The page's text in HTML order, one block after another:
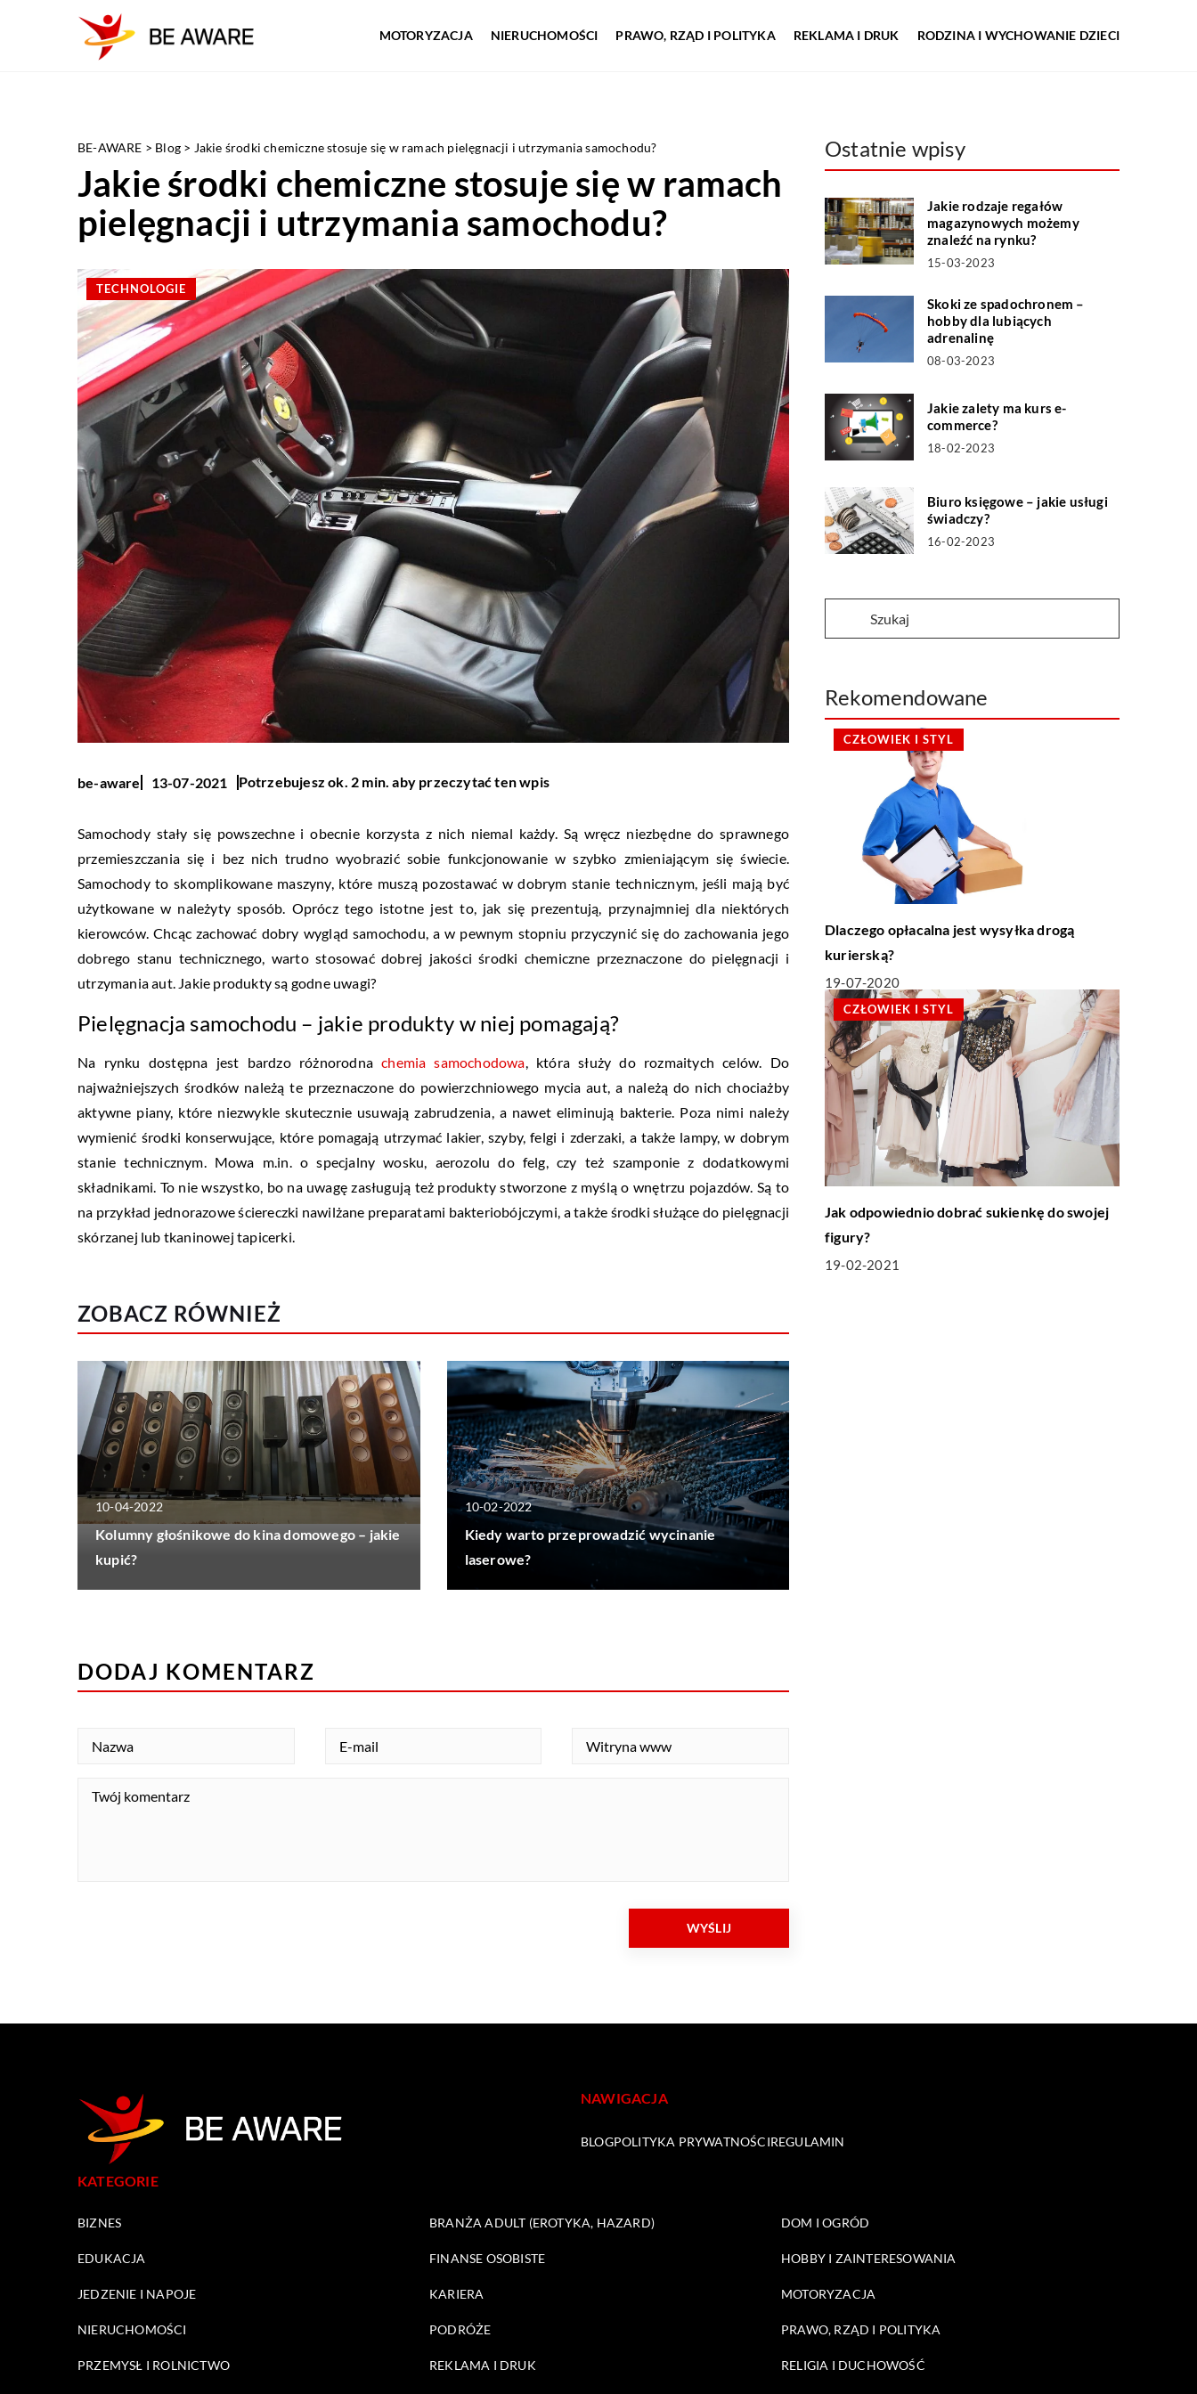
MOTORYZACJA NIERUCHOMOŚCI PRAWO, RZĄD I POLITYKA REKLAMA I DRUK RODZINA I WYCHOWANIE DZIECI
BE-AWARE > Blog > Jakie środki chemiczne stosuje się w ramach pielęgnacji i utrzymania samochodu?
Jakie środki chemiczne stosuje się w ramach
pielęgnacji i utrzymania samochodu?
TECHNOLOGIE
be-aware 13-07-2021 Potrzebujesz ok. 2 min. aby przeczytać ten wpis
Samochody stały się powszechne i obecnie korzysta z nich niemal każdy. Są wręcz niezbędne do sprawnego
przemieszczania się i bez nich trudno wyobrazić sobie funkcjonowanie w szybko zmieniającym się świecie.
Samochody to skomplikowane maszyny, które muszą pozostawać w dobrym stanie technicznym, jeśli mają być
użytkowane w należyty sposób. Oprócz tego istotne jest to, jak się prezentują, przynajmniej dla niektórych
kierowców. Chcąc zachować dobry wygląd samochodu, a w pewnym stopniu przyczynić się do zachowania jego
dobrego stanu technicznego, warto stosować dobrej jakości środki chemiczne przeznaczone do pielęgnacji i
utrzymania aut. Jakie produkty są godne uwagi?
Pielęgnacja samochodu – jakie produkty w niej pomagają?
Na rynku dostępna jest bardzo różnorodnachemia samochodowa, która służy do rozmaitych celów. Do
najważniejszych środków należą te przeznaczone do powierzchniowego mycia aut, a należą do nich chociażby
aktywne piany, które niezwykle skutecznie usuwają zabrudzenia, a nawet eliminują bakterie. Poza nimi należy
wymienić środki konserwujące, które pomagają utrzymać lakier, szyby, felgi i zderzaki, a także lampy, w dobrym
stanie technicznym. Mowa m.in. o specjalny wosku, aerozolu do felg, czy też szamponie z dodatkowymi
składnikami. To nie wszystko, bo na uwagę zasługują też produkty stworzone z myślą o wnętrzu pojazdów. Są to
na przykład jednorazowe ściereczki nawilżane preparatami bakteriobójczymi, a także środki służące do pielęgnacji
skórzanej lub tkaninowej tapicerki.
ZOBACZ RÓWNIEŻ
10-04-2022
Kolumny głośnikowe do kina domowego – jakie
kupić?
10-02-2022
Kiedy warto przeprowadzić wycinanie
laserowe?
Ostatnie wpisy
Jakie rodzaje regałów
magazynowych możemy
znaleźć na rynku?
15-03-2023
Skoki ze spadochronem –
hobby dla lubiących
adrenalinę
08-03-2023
Jakie zalety ma kurs e-
commerce?
18-02-2023
Biuro księgowe – jakie usługi
świadczy?
16-02-2023
Rekomendowane
CZŁOWIEK I STYL
Dlaczego opłacalna jest wysyłka drogą
kurierską?
19-07-2020
CZŁOWIEK I STYL
Jak odpowiednio dobrać sukienkę do swojej
figury?
19-02-2021
DODAJ KOMENTARZ
NAWIGACJA
BLOGPOLITYKA PRYWATNOŚCIREGULAMIN
KATEGORIE
BIZNES BRANŻA ADULT (EROTYKA, HAZARD) DOM I OGRÓD
EDUKACJA FINANSE OSOBISTE HOBBY I ZAINTERESOWANIA
JEDZENIE I NAPOJE KARIERA MOTORYZACJA
NIERUCHOMOŚCI PODRÓŻE PRAWO, RZĄD I POLITYKA
PRZEMYSŁ I ROLNICTWO REKLAMA I DRUK RELIGIA I DUCHOWOŚĆ